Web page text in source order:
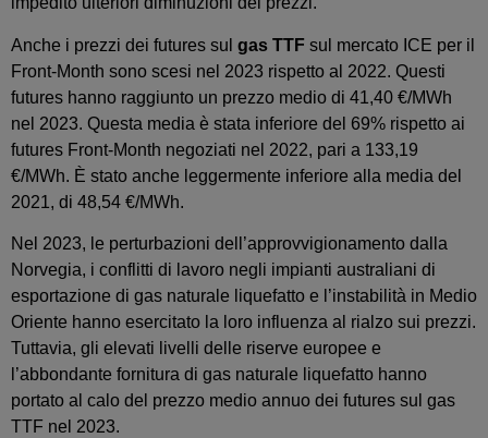
Anche i prezzi dei futures sul gas TTF sul mercato ICE per il
Front-Month sono scesi nel 2023 rispetto al 2022. Questi
futures hanno raggiunto un prezzo medio di 41,40 €/MWh
nel 2023. Questa media è stata inferiore del 69% rispetto ai
futures Front-Month negoziati nel 2022, pari a 133,19
€/MWh. È stato anche leggermente inferiore alla media del
2021, di 48,54 €/MWh.
Nel 2023, le perturbazioni dell’approvvigionamento dalla
Norvegia, i conflitti di lavoro negli impianti australiani di
esportazione di gas naturale liquefatto e l’instabilità in Medio
Oriente hanno esercitato la loro influenza al rialzo sui prezzi.
Tuttavia, gli elevati livelli delle riserve europee e
l’abbondante fornitura di gas naturale liquefatto hanno
portato al calo del prezzo medio annuo dei futures sul gas
TTF nel 2023.